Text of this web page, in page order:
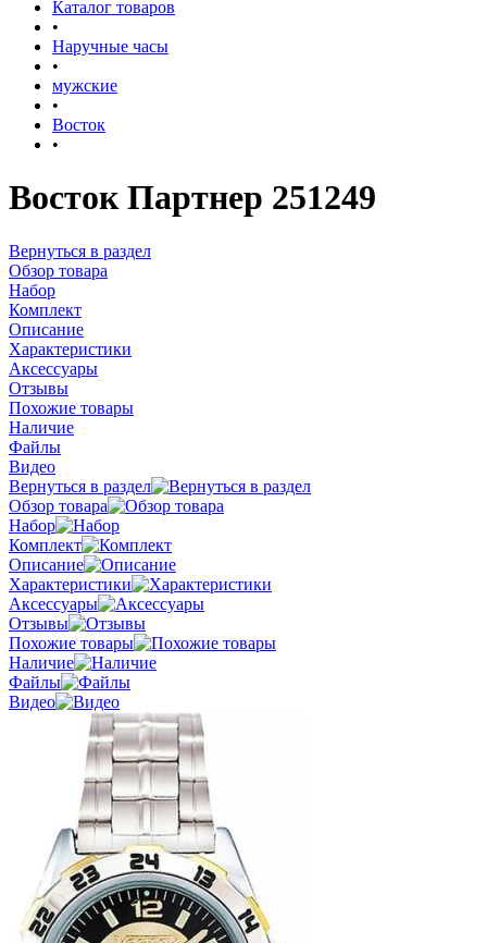
Каталог товаров
•
Наручные часы
•
мужские
•
Восток
•
Восток Партнер 251249
Вернуться в раздел
Обзор товара
Набор
Комплект
Описание
Характеристики
Аксессуары
Отзывы
Похожие товары
Наличие
Файлы
Видео
Вернуться в раздел
Обзор товара
Набор
Комплект
Описание
Характеристики
Аксессуары
Отзывы
Похожие товары
Наличие
Файлы
Видео